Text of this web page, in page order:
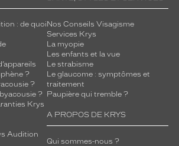
: de quoi
?
?
?
Krys
Audition
Nos Conseils Visagisme
Services Krys
La myopie
Les enfants et la vue
Le strabisme
Le glaucome : symptômes et
traitement
Paupière qui tremble ?
A PROPOS DE KRYS
Qui sommes-nous ?